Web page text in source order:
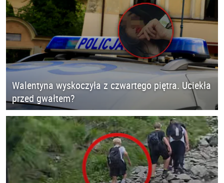
Walentyna wyskoczyła z czwartego piętra. Uciekła
przed gwałtem?